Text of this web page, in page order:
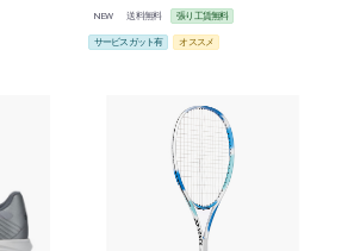
NEW 送料無料 張り工賃無料
サービスガット有 オススメ